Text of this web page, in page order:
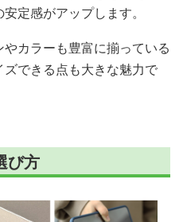
定感がアップします。
カラーも豊富に揃っている
できる点も大きな魅力で
び方